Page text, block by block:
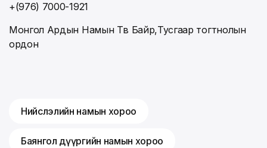
+(976) 7000-1921
Монгол Ардын Намын Төв Байр,Тусгаар тогтнолын
ордон
Нийслэлийн намын хороо
Баянгол дүүргийн намын хороо